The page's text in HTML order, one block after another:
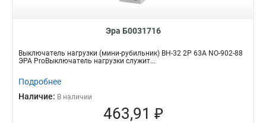
Эра Б0031716
Выключатель нагрузки (мини-рубильник) ВН-32 2P 63A NO-902-88
ЭРА ProВыключатель нагрузки служит...
Подробнее
Наличие: В наличии
463,91 ₽